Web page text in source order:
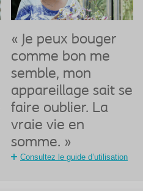
« Je peux bouger
comme bon me
semble, mon
appareillage sait se
faire oublier. La
vraie vie en
somme. »
Consultez le guide d’utilisation